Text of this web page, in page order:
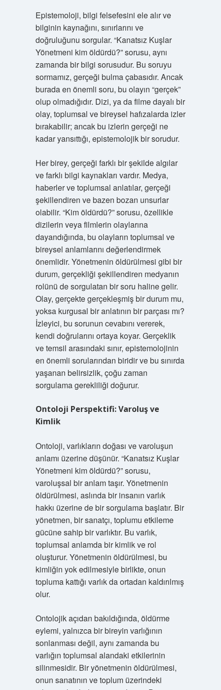
Epistemoloji, bilgi felsefesini ele alır ve
bilginin kaynağını, sınırlarını ve
doğruluğunu sorgular. “Kanatsız Kuşlar
Yönetmeni kim öldürdü?” sorusu, aynı
zamanda bir bilgi sorusudur. Bu soruyu
sormamız, gerçeği bulma çabasıdır. Ancak
burada en önemli soru, bu olayın “gerçek”
olup olmadığıdır. Dizi, ya da filme dayalı bir
olay, toplumsal ve bireysel hafızalarda izler
bırakabilir; ancak bu izlerin gerçeği ne
kadar yansıttığı, epistemolojik bir sorudur.
Her birey, gerçeği farklı bir şekilde algılar
ve farklı bilgi kaynakları vardır. Medya,
haberler ve toplumsal anlatılar, gerçeği
şekillendiren ve bazen bozan unsurlar
olabilir. “Kim öldürdü?” sorusu, özellikle
dizilerin veya filmlerin olaylarına
dayandığında, bu olayların toplumsal ve
bireysel anlamlarını değerlendirmek
önemlidir. Yönetmenin öldürülmesi gibi bir
durum, gerçekliği şekillendiren medyanın
rolünü de sorgulatan bir soru haline gelir.
Olay, gerçekte gerçekleşmiş bir durum mu,
yoksa kurgusal bir anlatının bir parçası mı?
İzleyici, bu sorunun cevabını vererek,
kendi doğrularını ortaya koyar. Gerçeklik
ve temsil arasındaki sınır, epistemolojinin
en önemli sorularından biridir ve bu sınırda
yaşanan belirsizlik, çoğu zaman
sorgulama gerekliliği doğurur.
Ontoloji Perspektifi: Varoluş ve
Kimlik
Ontoloji, varlıkların doğası ve varoluşun
anlamı üzerine düşünür. “Kanatsız Kuşlar
Yönetmeni kim öldürdü?” sorusu,
varoluşsal bir anlam taşır. Yönetmenin
öldürülmesi, aslında bir insanın varlık
hakkı üzerine de bir sorgulama başlatır. Bir
yönetmen, bir sanatçı, toplumu etkileme
gücüne sahip bir varlıktır. Bu varlık,
toplumsal anlamda bir kimlik ve rol
oluşturur. Yönetmenin öldürülmesi, bu
kimliğin yok edilmesiyle birlikte, onun
topluma kattığı varlık da ortadan kaldırılmış
olur.
Ontolojik açıdan bakıldığında, öldürme
eylemi, yalnızca bir bireyin varlığının
sonlanması değil, aynı zamanda bu
varlığın toplumsal alandaki etkilerinin
silinmesidir. Bir yönetmenin öldürülmesi,
onun sanatının ve toplum üzerindeki